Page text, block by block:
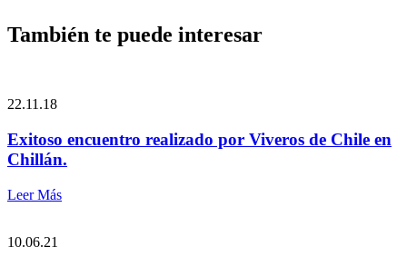
También te puede interesar
22.11.18
Exitoso encuentro realizado por Viveros de Chile en
Chillán.
Leer Más
10.06.21